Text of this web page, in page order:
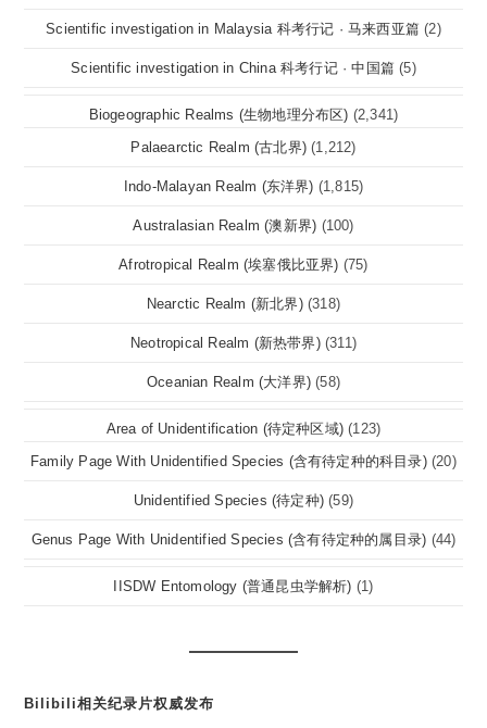
Scientific investigation in Malaysia 科考行记 · 马来西亚篇 (2)
Scientific investigation in China 科考行记 · 中国篇 (5)
Biogeographic Realms (生物地理分布区) (2,341)
Palaearctic Realm (古北界) (1,212)
Indo-Malayan Realm (东洋界) (1,815)
Australasian Realm (澳新界) (100)
Afrotropical Realm (埃塞俄比亚界) (75)
Nearctic Realm (新北界) (318)
Neotropical Realm (新热带界) (311)
Oceanian Realm (大洋界) (58)
Area of Unidentification (待定种区域) (123)
Family Page With Unidentified Species (含有待定种的科目录) (20)
Unidentified Species (待定种) (59)
Genus Page With Unidentified Species (含有待定种的属目录) (44)
IISDW Entomology (普通昆虫学解析) (1)
Bilibili相关纪录片权威发布